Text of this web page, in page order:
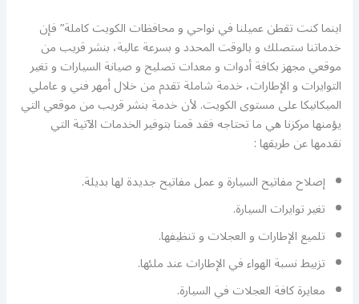
اينما كنت تقطن عميلنا في نواحي و محافظات الكويت كاملة” فإن
خدماتنا ستصلك و بالوقت المحدد و بسرعة عالية، بنشر قريب من
موقعي مجهز بكافة أدوات و معدات تصليح و صيانة السيارات و تغير
التوايرات و الإطارات، خدمة شاملة تقدم من خلال أمهر فني و عاملي
الميكانيكا على مستوى الكويت. لأن خدمة بنشر قريب من موقعي التي
يؤمنها مركزنا هي ما تحتاجه فقد قمنا بتوفير الخدمات الآتية التي
نقدمها عن طريقها :
إصلاح مفاتيح السيارة و عمل مفاتيح جديدة لها بديلة.
تغير توايرات السيارة.
تلميع الإطارات و العجلات و تنظيفها.
تزبيط نسبة الهواء في الإطارات عند ملئها.
معايرة كافة العجلات في السيارة.